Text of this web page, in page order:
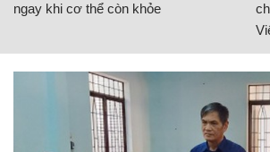
ngay khi cơ thể còn khỏe